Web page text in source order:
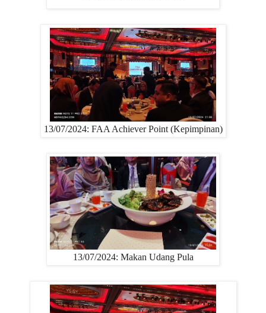
13/07/2024: FAA Achiever Point (Kepimpinan)
13/07/2024: Makan Udang Pula